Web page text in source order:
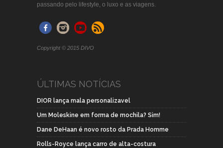
passando pelo lifestyle, o luxo e as viagens.
Copyright © 2015 DIVO
ÚLTIMAS NOTÍCIAS
DIOR lança mala personalizavel
Um Moleskine em forma de mochila? Sim!
Dane DeHaan é novo rosto da Prada Homme
Rolls-Royce lança carro de alta-costura